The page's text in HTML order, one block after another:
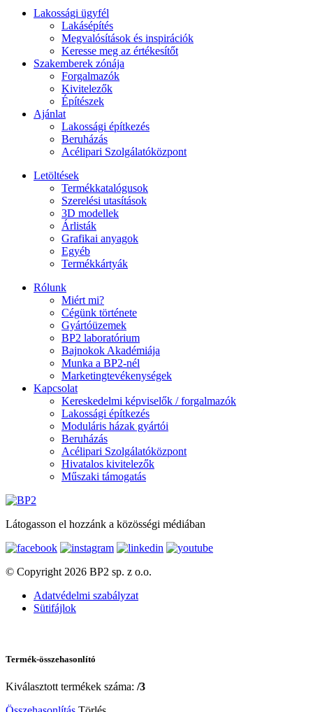
Lakossági ügyfél
Lakásépítés
Megvalósítások és inspirációk
Keresse meg az értékesítőt
Szakemberek zónája
Forgalmazók
Kivitelezők
Építészek
Ajánlat
Lakossági építkezés
Beruházás
Acélipari Szolgálatóközpont
Letöltések
Termékkatalógusok
Szerelési utasítások
3D modellek
Árlisták
Grafikai anyagok
Egyéb
Termékkártyák
Rólunk
Miért mi?
Cégünk története
Gyártóüzemek
BP2 laboratórium
Bajnokok Akadémiája
Munka a BP2-nél
Marketingtevékenységek
Kapcsolat
Kereskedelmi képviselők / forgalmazók
Lakossági építkezés
Moduláris házak gyártói
Beruházás
Acélipari Szolgálatóközpont
Hivatalos kivitelezők
Műszaki támogatás
Látogasson el hozzánk a közösségi médiában
© Copyright 2026 BP2 sp. z o.o.
Adatvédelmi szabályzat
Sütifájlok
Termék-összehasonlító
Kiválasztott termékek száma: /3